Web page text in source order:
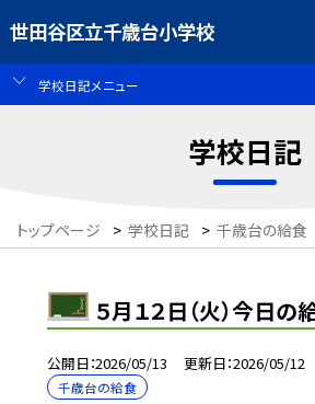
世田谷区立千歳台小学校
学校日記メニュー
学校日記
トップページ > 学校日記 > 千歳台の給食
５月１２日（火）今日の
公開日 2026/05/13 更新日 2026/05/12
千歳台の給食